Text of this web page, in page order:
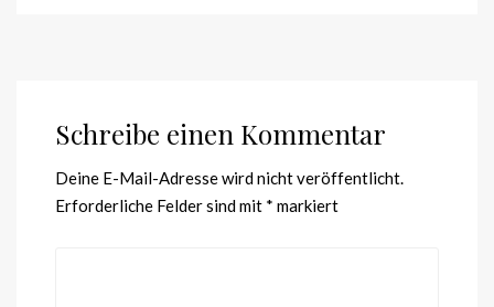
Schreibe einen Kommentar
Deine E-Mail-Adresse wird nicht veröffentlicht.
Erforderliche Felder sind mit * markiert